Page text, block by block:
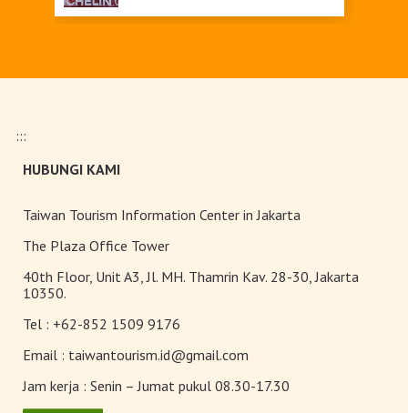
Global Muslim Travel Index
Upgrade Taiwan PASS Kini
Pameran Anggrek Internasional
Taiwan dan Teknologi
dengan Keindahan yang Mekar
:::
HUBUNGI KAMI
Taiwan Tourism Information Center in Jakarta
The Plaza Office Tower
40th Floor, Unit A3, Jl. MH. Thamrin Kav. 28-30, Jakarta
10350.
Tel : +62-852 1509 9176
Email : taiwantourism.id@gmail.com
Jam kerja : Senin – Jumat pukul 08.30-17.30